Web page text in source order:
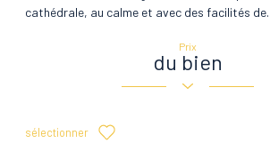
cathédrale, au calme et avec des facilités
Prix
du bien
sélectionner